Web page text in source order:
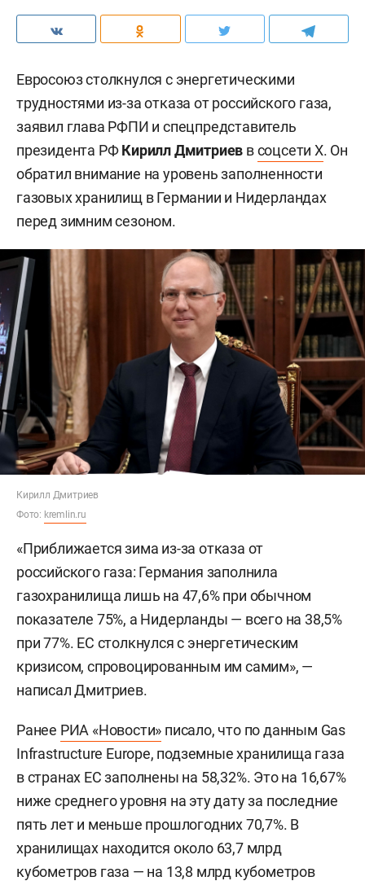
Евросоюз столкнулся с энергетическими
трудностями из-за отказа от российского газа,
заявил глава РФПИ и спецпредставитель
президента РФКирилл Дмитриев всоцсети X. Он
обратил внимание на уровень заполненности
газовых хранилищ в Германии и Нидерландах
перед зимним сезоном.
Кирилл Дмитриев
Фото: kremlin.ru
«Приближается зима из-за отказа от
российского газа: Германия заполнила
газохранилища лишь на 47,6% при обычном
показателе 75%, а Нидерланды — всего на 38,5%
при 77%. ЕС столкнулся с энергетическим
кризисом, спровоцированным им самим», —
написал Дмитриев.
Ранее РИА «Новости» писало, что по данным Gas
Infrastructure Europe, подземные хранилища газа
в странах ЕС заполнены на 58,32%. Это на 16,67%
ниже среднего уровня на эту дату за последние
пять лет и меньше прошлогодних 70,7%. В
хранилищах находится около 63,7 млрд
кубометров газа — на 13,8 млрд кубометров